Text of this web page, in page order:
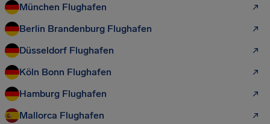
München Flughafen
Berlin Brandenburg Flughafen
Düsseldorf Flughafen
Köln Bonn Flughafen
Hamburg Flughafen
Mallorca Flughafen